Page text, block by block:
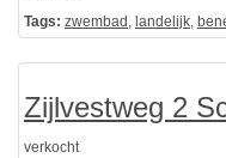
Tags: zwembad , landelijk,
Zijlvestweg 2
verkocht